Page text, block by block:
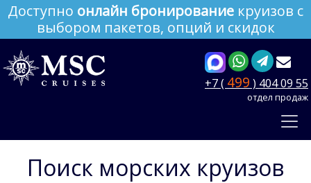
Доступно онлайн бронирование круизов с
выбором пакетов, опций и скидок
+7 ( 499 ) 404 09 55
отдел продаж
Поиск морских круизов